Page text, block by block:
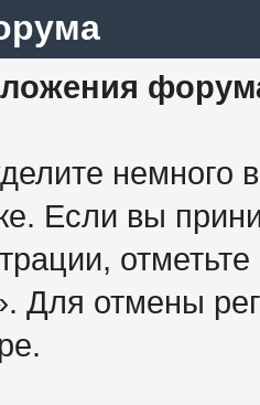
немного
Если вы
Для отмены